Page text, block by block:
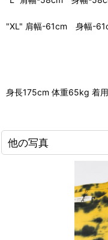
"XL" 肩幅-61cm 身幅-
身長175cm 体重65kg 着用
他の写真